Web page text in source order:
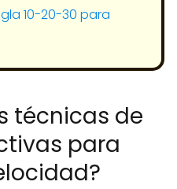
10-20-30 para
técnicas de
para